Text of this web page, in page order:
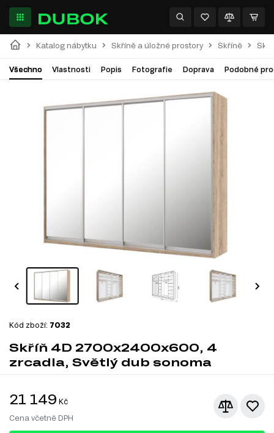
Katalog nábytku Skříně a úložné prostory Skříně
Všechno Vlastnosti Popis Fotografie Doprava Podobné
Kód zboží: 7032
Skříň 4D 2700x2400x600, 4
zrcadla, Světlý dub sonoma
21 149 Kč
Cena včetně DPH